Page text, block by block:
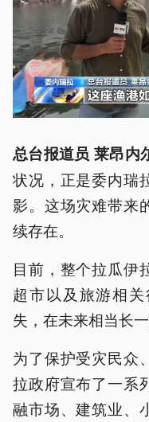
总台报道员 莱昂内
状况，正是委内瑞
影。这场灾难带来
续存在。
目前，整个拉瓜伊
超市以及旅游相
失，在未来相当长
为了保护受灾民众
拉政府宣布了一系
融市场、建筑业、